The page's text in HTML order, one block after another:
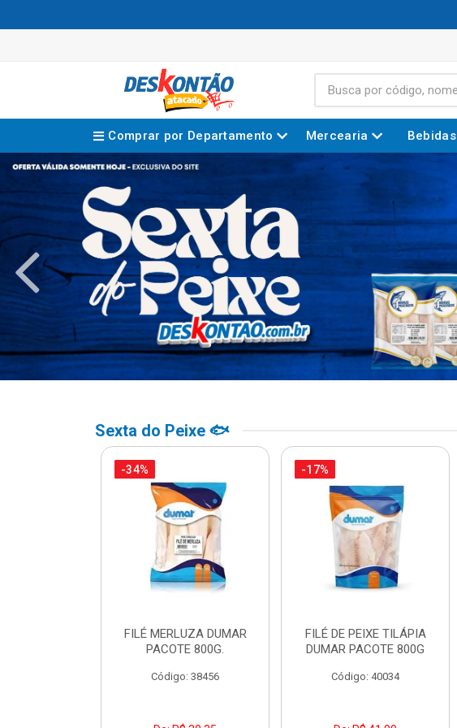
Comprar por Departamento Mercearia Bebidas
Sexta do Peixe 🐟
-34%
FILÉ MERLUZA DUMAR
PACOTE 800G.
Código: 38456
-17%
FILÉ DE PEIXE TILÁPIA
DUMAR PACOTE 800G
Código: 40034